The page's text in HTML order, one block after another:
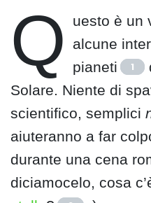
Q
uesto è un
alcune
pianeti
1
Solare. Niente di
scientifico, semplici
aiuteranno a far
durante una cena
diciamocelo, cosa